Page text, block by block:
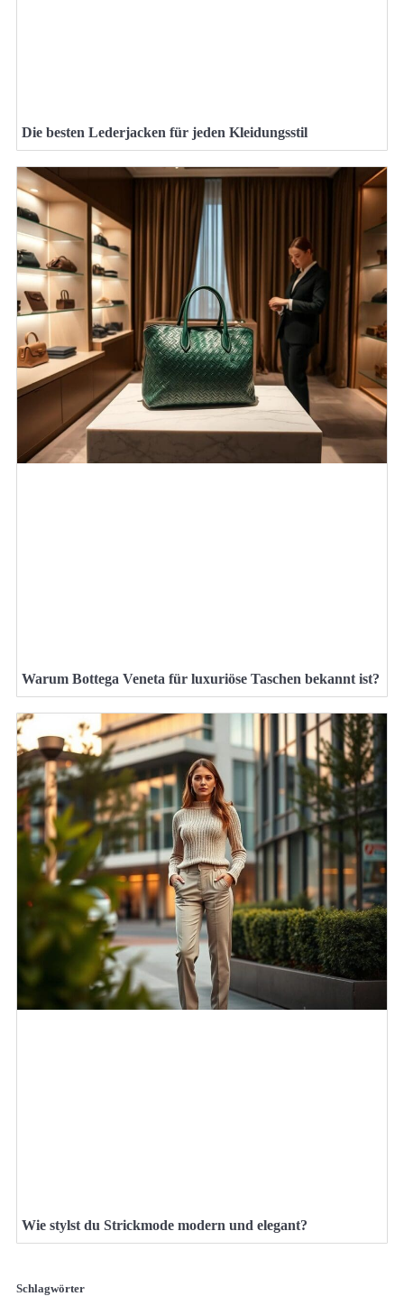
Die besten Lederjacken für jeden Kleidungsstil
Warum Bottega Veneta für luxuriöse Taschen bekannt ist?
Wie stylst du Strickmode modern und elegant?
Schlagwörter